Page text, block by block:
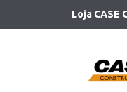
Loja CASE